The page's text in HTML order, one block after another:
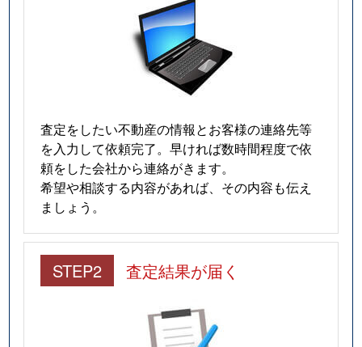
査定をしたい不動産の情報とお客様の連絡先等
を入力して依頼完了。早ければ数時間程度で依
頼をした会社から連絡がきます。
希望や相談する内容があれば、その内容も伝え
ましょう。
STEP2 査定結果が届く